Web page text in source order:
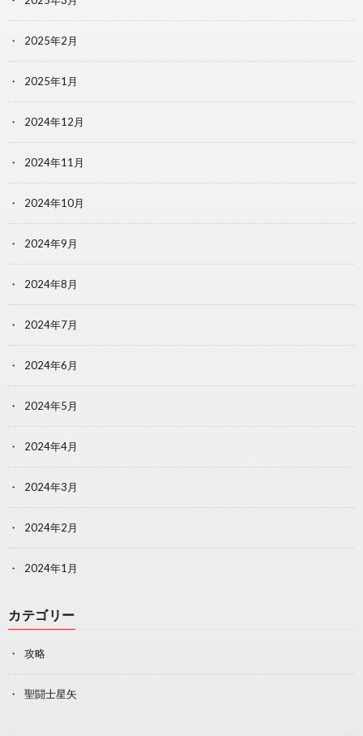
2025年2月
2025年1月
2024年12月
2024年11月
2024年10月
2024年9月
2024年8月
2024年7月
2024年6月
2024年5月
2024年4月
2024年3月
2024年2月
2024年1月
カテゴリー
攻略
聖闘士星矢